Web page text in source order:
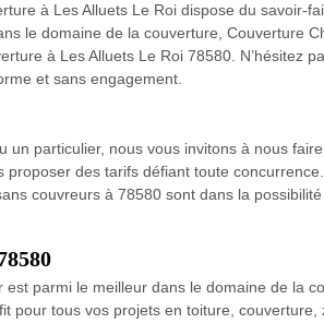
à Les Alluets Le Roi dispose du savoir-
le domaine de la couverture, Couverture
à Les Alluets Le Roi 78580. N’hésitez
et sans engagement.
un particulier, nous vous invitons à nous
des tarifs défiant toute
couvreurs à 78580 sont dans la
parmi le meilleur dans le domaine de la
pour tous vos projets en toiture, couverture,